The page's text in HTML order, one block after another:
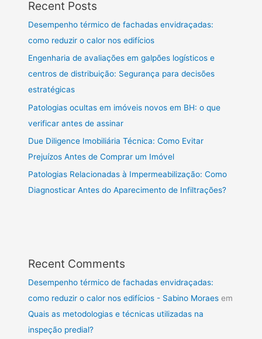
Recent Posts
Desempenho térmico de fachadas envidraçadas:
como reduzir o calor nos edifícios
Engenharia de avaliações em galpões logísticos e
centros de distribuição: Segurança para decisões
estratégicas
Patologias ocultas em imóveis novos em BH: o que
verificar antes de assinar
Due Diligence Imobiliária Técnica: Como Evitar
Prejuízos Antes de Comprar um Imóvel
Patologias Relacionadas à Impermeabilização: Como
Diagnosticar Antes do Aparecimento de Infiltrações?
Recent Comments
Desempenho térmico de fachadas envidraçadas:
como reduzir o calor nos edifícios - Sabino Moraes em
Quais as metodologias e técnicas utilizadas na
inspeção predial?